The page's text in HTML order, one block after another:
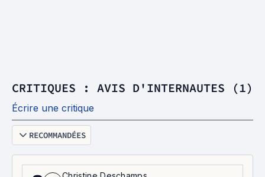
CRITIQUES : AVIS D'INTERNAUTES (1)
Écrire une critique
RECOMMANDÉES